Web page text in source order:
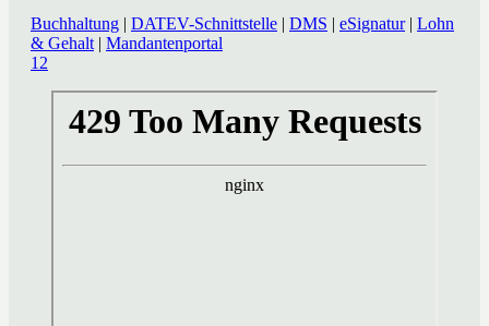
Buchhaltung | DATEV-Schnittstelle | DMS | eSignatur| Lohn
& Gehalt | Mandantenportal
1 2